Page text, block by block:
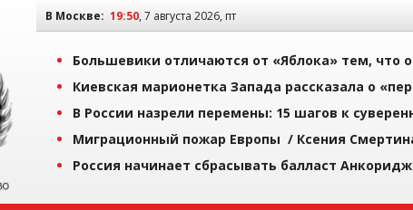
В Москве: 19:50, 7 августа 2026, пт
Большевики отличаются от «Яблока» тем, что
Киевская марионетка Запада рассказала о
В России назрели перемены: 15 шагов к
Миграционный пожар Европы / Ксения
Россия начинает сбрасывать балласт